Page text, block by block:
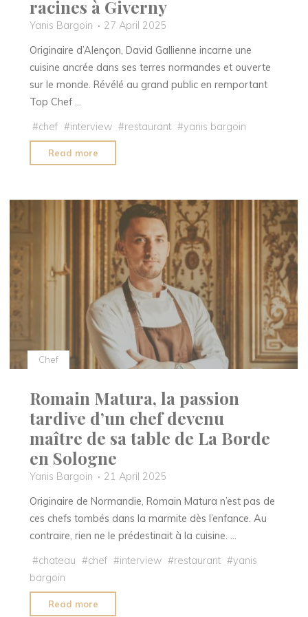
racines à Giverny
Yanis Bargoin
27 April 2025
Originaire d’Alençon, David Gallienne incarne une
cuisine ancrée dans ses terres normandes et ouverte
sur le monde. Révélé au grand public en remportant
Top Chef …
#chef #interview #restaurant #yanis bargoin
Read more
Gallienne,
chef
étoilé
qui
cultive
l’audace
et
les
racines
à
Giverny"
Chef
Romain Matura, la passion
tardive d’un chef devenu
maître de sa table de La Borde
en Sologne
Yanis Bargoin
21 April 2025
Originaire de Normandie, Romain Matura n’est pas de
ces chefs tombés dans la marmite dès l’enfance. Au
contraire, rien ne le prédestinait à la cuisine. …
#chateau #chef #interview #restaurant #yanis
bargoin
Read more